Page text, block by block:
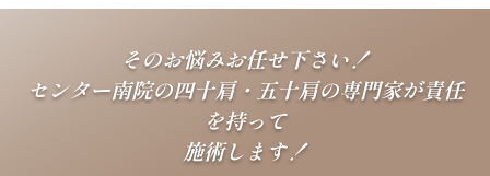
そのお悩みお任せ下さい！
センター南院の四十肩・五十肩の専門家が責任
を持って
施術します！